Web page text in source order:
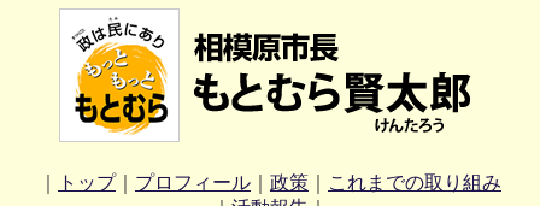
トップ｜ プロフィール｜ 政策｜
これまでの取り組み